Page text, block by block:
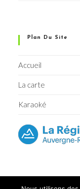
Plan Du Site
Accueil
La carte
Karaoké